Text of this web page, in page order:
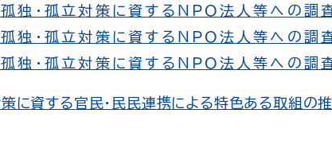
独・孤立対策に資するNPO法人等への調
独・孤立対策に資するNPO法人等への調
独・孤立対策に資するNPO法人等への調
策に資する官民・民民連携による特色ある取組の